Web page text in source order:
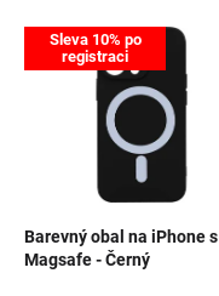
Výpis produktů
Sleva 10% po
registraci
Barevný obal na iPhone s
Magsafe - Černý